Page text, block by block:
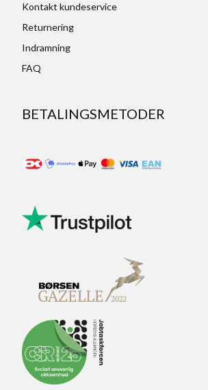
Kontakt kundeservice
Returnering
Indramning
FAQ
BETALINGSMETODER